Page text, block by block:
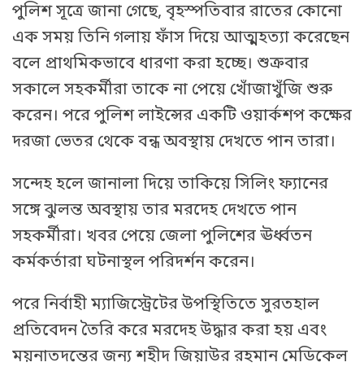
পুলিশ সূত্রে জানা গেছে, বৃহস্পতিবার রাতের কোনো
এক সময় তিনি গলায় ফাঁস দিয়ে আত্মহত্যা করেছেন
বলে প্রাথমিকভাবে ধারণা করা হচ্ছে। শুক্রবার
সকালে সহকর্মীরা তাকে না পেয়ে খোঁজাখুঁজি শুরু
করেন। পরে পুলিশ লাইন্সের একটি ওয়ার্কশপ কক্ষের
দরজা ভেতর থেকে বন্ধ অবস্থায় দেখতে পান তারা।
সন্দেহ হলে জানালা দিয়ে তাকিয়ে সিলিং ফ্যানের
সঙ্গে ঝুলন্ত অবস্থায় তার মরদেহ দেখতে পান
সহকর্মীরা। খবর পেয়ে জেলা পুলিশের ঊর্ধ্বতন
কর্মকর্তারা ঘটনাস্থল পরিদর্শন করেন।
পরে নির্বাহী ম্যাজিস্ট্রেটের উপস্থিতিতে সুরতহাল
প্রতিবেদন তৈরি করে মরদেহ উদ্ধার করা হয় এবং
ময়নাতদন্তের জন্য শহীদ জিয়াউর রহমান মেডিকেল